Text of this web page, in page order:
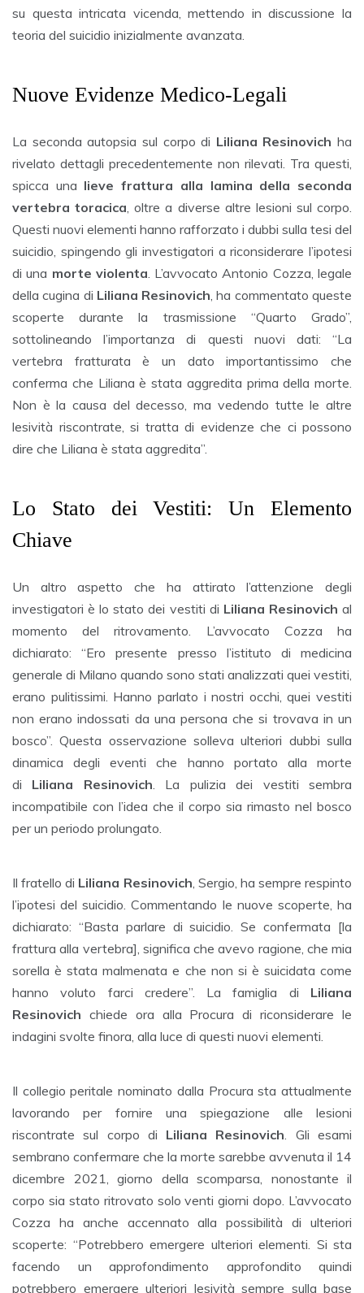
su questa intricata vicenda, mettendo in discussione la
teoria del suicidio inizialmente avanzata.
Nuove Evidenze Medico-Legali
La seconda autopsia sul corpo di Liliana Resinovich ha
rivelato dettagli precedentemente non rilevati. Tra questi,
spicca una lieve frattura alla lamina della seconda
vertebra toracica , oltre a diverse altre lesioni sul corpo.
Questi nuovi elementi hanno rafforzato i dubbi sulla tesi del
suicidio, spingendo gli investigatori a riconsiderare l’ipotesi
di una morte violenta . L’avvocato Antonio Cozza, legale
della cugina di Liliana Resinovich , ha commentato queste
scoperte durante la trasmissione “Quarto Grado”,
sottolineando l’importanza di questi nuovi dati: “La
vertebra fratturata è un dato importantissimo che
conferma che Liliana è stata aggredita prima della morte.
Non è la causa del decesso, ma vedendo tutte le altre
lesività riscontrate, si tratta di evidenze che ci possono
dire che Liliana è stata aggredita”.
Lo Stato dei Vestiti: Un Elemento
Chiave
Un altro aspetto che ha attirato l’attenzione degli
investigatori è lo stato dei vestiti di Liliana Resinovich al
momento del ritrovamento. L’avvocato Cozza ha
dichiarato: “Ero presente presso l’istituto di medicina
generale di Milano quando sono stati analizzati quei vestiti,
erano pulitissimi. Hanno parlato i nostri occhi, quei vestiti
non erano indossati da una persona che si trovava in un
bosco”. Questa osservazione solleva ulteriori dubbi sulla
dinamica degli eventi che hanno portato alla morte
di Liliana Resinovich . La pulizia dei vestiti sembra
incompatibile con l’idea che il corpo sia rimasto nel bosco
per un periodo prolungato.
Il fratello di Liliana Resinovich , Sergio, ha sempre respinto
l’ipotesi del suicidio. Commentando le nuove scoperte, ha
dichiarato: “Basta parlare di suicidio. Se confermata [la
frattura alla vertebra], significa che avevo ragione, che mia
sorella è stata malmenata e che non si è suicidata come
hanno voluto farci credere”. La famiglia di Liliana
Resinovich chiede ora alla Procura di riconsiderare le
indagini svolte finora, alla luce di questi nuovi elementi.
Il collegio peritale nominato dalla Procura sta attualmente
lavorando per fornire una spiegazione alle lesioni
riscontrate sul corpo di Liliana Resinovich . Gli esami
sembrano confermare che la morte sarebbe avvenuta il 14
dicembre 2021, giorno della scomparsa, nonostante il
corpo sia stato ritrovato solo venti giorni dopo. L’avvocato
Cozza ha anche accennato alla possibilità di ulteriori
scoperte: “Potrebbero emergere ulteriori elementi. Si sta
facendo un approfondimento approfondito quindi
potrebbero emergere ulteriori lesività sempre sulla base